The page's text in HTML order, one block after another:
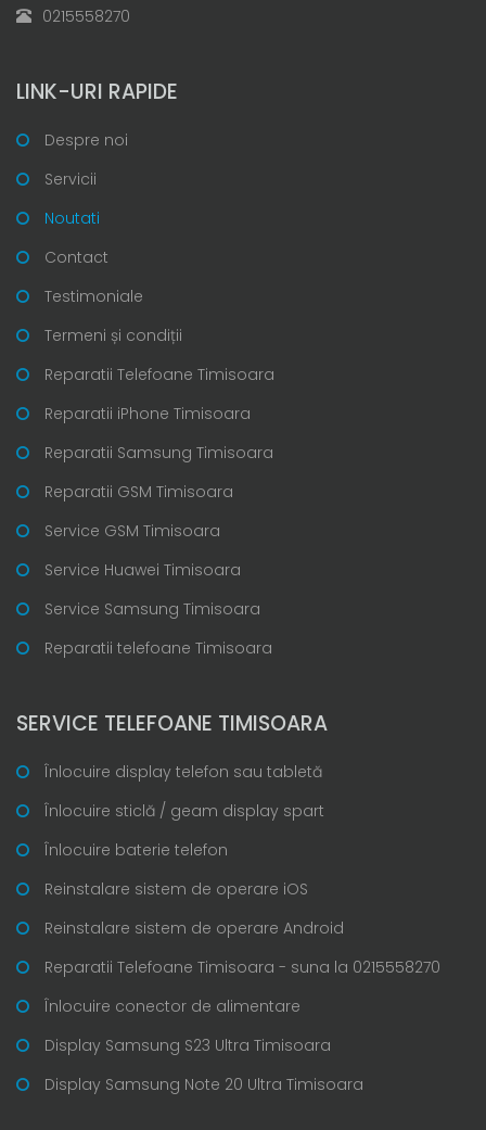
0215558270
LINK-URI RAPIDE
Despre noi
Servicii
Noutati
Contact
Testimoniale
Termeni și condiții
Reparatii Telefoane Timisoara
Reparatii iPhone Timisoara
Reparatii Samsung Timisoara
Reparatii GSM Timisoara
Service GSM Timisoara
Service Huawei Timisoara
Service Samsung Timisoara
Reparatii telefoane Timisoara
SERVICE TELEFOANE TIMISOARA
Înlocuire display telefon sau tabletă
Înlocuire sticlă / geam display spart
Înlocuire baterie telefon
Reinstalare sistem de operare iOS
Reinstalare sistem de operare Android
Reparatii Telefoane Timisoara - suna la 0215558270
Înlocuire conector de alimentare
Display Samsung S23 Ultra Timisoara
Display Samsung Note 20 Ultra Timisoara